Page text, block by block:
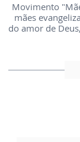
Movimento
mães
do amor de